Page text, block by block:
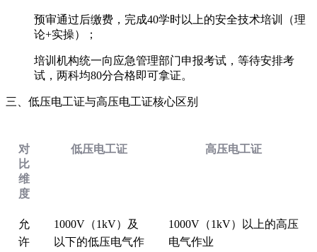
预审通过后缴费，完成40学时以上的安全技术培训（理
论+实操）；
培训机构统一向应急管理部门申报考试，等待安排考
试，两科均80分合格即可拿证。
三、低压电工证与高压电工证核心区别
对
比
维
度
低压电工证 高压电工证
‌允
许
1000V（1kV）及
以下的低压电气作
1000V（1kV）以上的高压
电气作业